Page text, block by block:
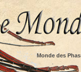
Monde des